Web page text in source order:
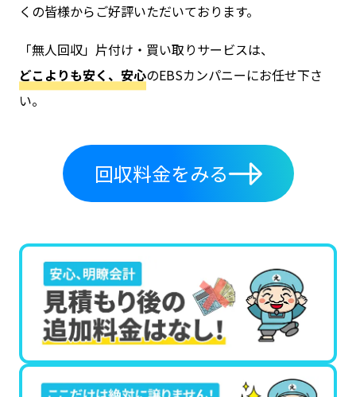
くの皆様からご好評いただいております。
「無人回収」 片付け・買い取りサービスは、
どこよりも安く、安心のEBSカンパニーにお任せ下さ
い。
回収料金をみる